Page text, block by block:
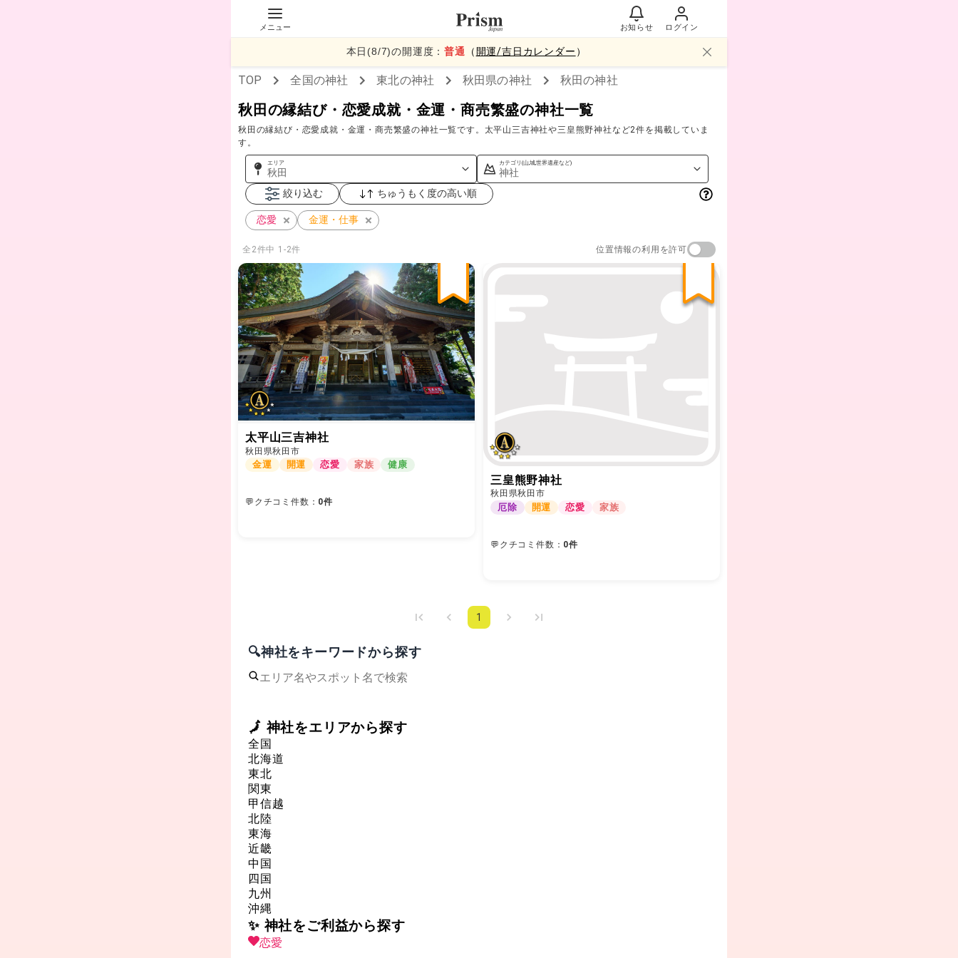
メニュー お知らせ ログイン
本日(8/7)の開運度：普通 （ 開運/吉日カレンダー ）
TOP 全国の神社 東北の神社 秋田県の神社 秋田の神社
秋田の縁結び・恋愛成就・金運・商売繁盛の神社一覧
秋田の縁結び・恋愛成就・金運・商売繁盛の神社一覧です。太平山三吉神社や三皇熊野神社など2件を掲載していま
す。
エリア
秋田
カテゴリ(山,城,世界遺産など)
神社
絞り込む
ちゅうもく度の高い順
恋愛 金運・仕事
全 2件中 1-2件 位置情報の利用を許可
太平山三吉神社
秋田県秋田市
金運 開運 恋愛 家族 健康
💬クチコミ件数： 0件
三皇熊野神社
秋田県秋田市
厄除 開運 恋愛 家族
💬クチコミ件数： 0件
1
🔍神社をキーワードから探す
🗾 神社をエリアから探す
全国
北海道
東北
関東
甲信越
北陸
東海
近畿
中国
四国
九州
沖縄
✨ 神社をご利益から探す
恋愛